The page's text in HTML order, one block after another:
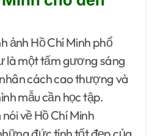
ảnh Hồ Chí Minh phổ
là một tấm gương sáng
cách cao thượng và
mẫu cần học tập.
về Hồ Chí Minh